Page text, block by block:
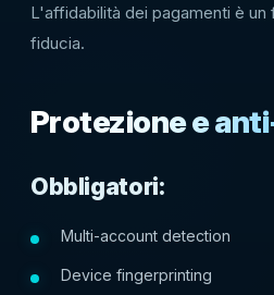
L'affidabilità dei pagamenti è
fiducia.
Protezione e
Obbligatori:
Multi-account detection
Device fingerprinting